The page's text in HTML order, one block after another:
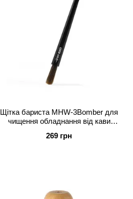
Щітка бариста MHW-3Bomber для
чищення обладнання від кави
269 грн